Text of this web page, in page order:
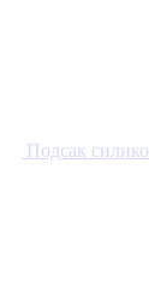
Подсак